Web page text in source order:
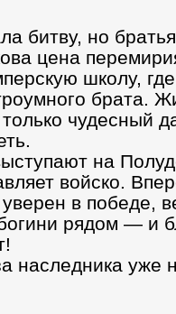
битву, но
цена
школу,
брата.
чудесный
на
войско.
в победе,
рядом — и
наследника уже